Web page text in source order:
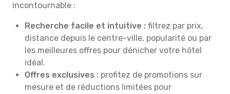
incontournable :
Recherche facile et intuitive : filtrez par prix,
distance depuis le centre-ville, popularité ou par
les meilleures offres pour dénicher votre hôtel
idéal.
Offres exclusives : profitez de promotions sur
mesure et de réductions limitées pour